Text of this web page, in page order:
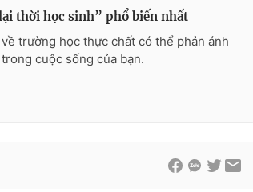
thời học sinh” phổ biến nhất
trường học thực chất có thể phản ánh
cuộc sống của bạn.